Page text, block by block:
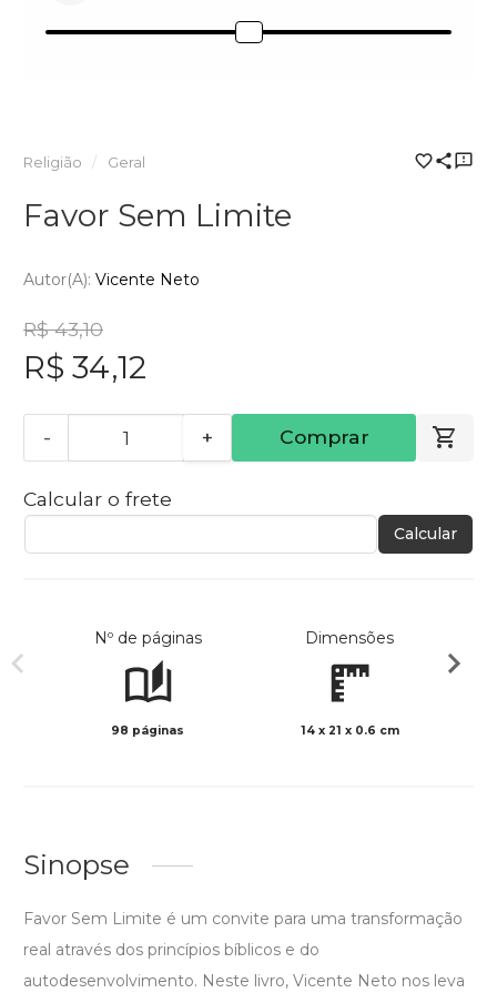
Religião Geral
Favor Sem Limite
Autor(a): Vicente Neto
R$ 43,10
R$ 34,12
- + Comprar
Calcular o frete
Calcular
Nº de páginas
98 páginas
Dimensões
14 x 21 x 0.6 cm
Sinopse
Favor Sem Limite é um convite para uma transformação
real através dos princípios bíblicos e do
autodesenvolvimento. Neste livro, Vicente Neto nos leva